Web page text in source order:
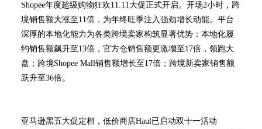
Shopee年度超级购物狂欢11.11大促正式开启。开场2小时，跨
境销售额大涨至11倍，为年终旺季注入强劲增长动能。平台
深厚的本地化能力为各类跨境卖家构筑显著优势：本地化履
约销售额飙升至13倍，官方仓销售额更激增至17倍，领跑大
盘；跨境Shopee Mall销售额增长至17倍；跨境新卖家销售额
跃升至36倍。
亚马逊黑五大促定档，低价商店Haul已启动双十一活动